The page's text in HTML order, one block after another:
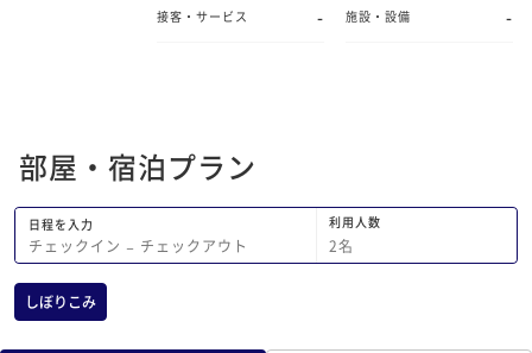
接客・サービス - 施設・設備 -
部屋・宿泊プラン
日程を入力
チェックイン − チェックアウト
利用人数
2名
しぼりこみ